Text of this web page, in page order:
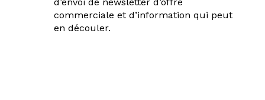
commerciale et d’information qui peut
en découler.